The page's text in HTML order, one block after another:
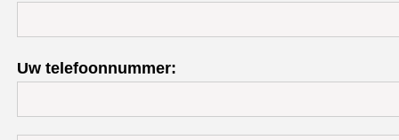
Uw telefoonnummer: